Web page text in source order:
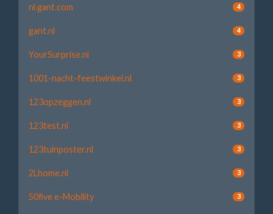
nl.gant.com 4
gant.nl 4
YourSurprise.nl 3
1001-nacht-feestwinkel.nl 3
123opzeggen.nl 3
123test.nl 3
123tuinposter.nl 3
2Lhome.nl 3
50five e-Mobility 3